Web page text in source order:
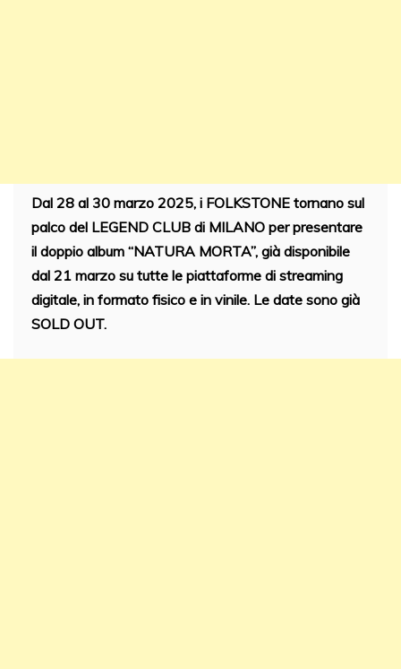
Dal 28 al 30 marzo 2025, i FOLKSTONE tornano sul
palco del LEGEND CLUB di MILANO per presentare
il doppio album “NATURA MORTA”, già disponibile
dal 21 marzo su tutte le piattaforme di streaming
digitale, in formato fisico e in vinile. Le date sono già
SOLD OUT.